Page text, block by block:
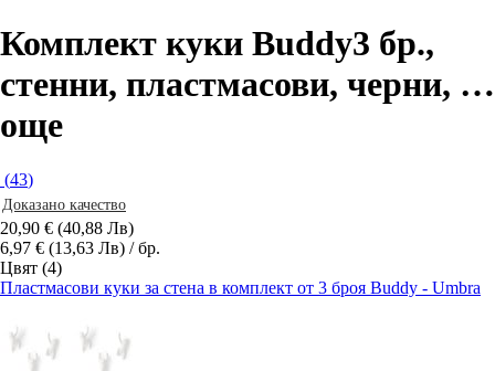
Комплект куки Buddy3 бр.,
стенни, пластмасови, черни, …
още
(43)
Доказано качество
20,90 € (40,88 Лв)
6,97 € (13,63 Лв) / бр.
Цвят (4)
Пластмасови куки за стена в комплект от 3 броя Buddy - Umbra